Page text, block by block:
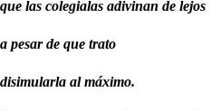
que las colegialas adivinan de lejos
a pesar de que trato
disimularla al máximo.